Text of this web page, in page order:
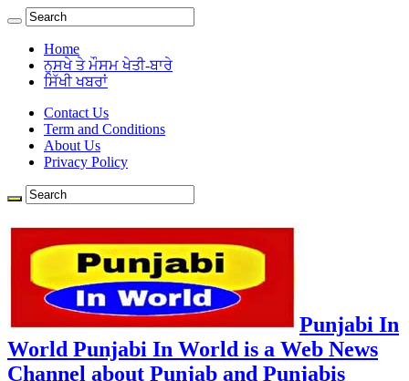
Home
ਨੁਸਖੇ ਤੇ ਮੌਸਮ ਖੇਤੀ-ਬਾਰੇ
ਸਿੱਖੀ ਖਬਰਾਂ
Contact Us
Term and Conditions
About Us
Privacy Policy
Punjabi In
World Punjabi In World is a Web News
Channel about Punjab and Punjabis